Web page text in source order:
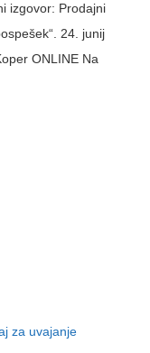
izgovor: Prodajni
24. junij
ONLINE Na